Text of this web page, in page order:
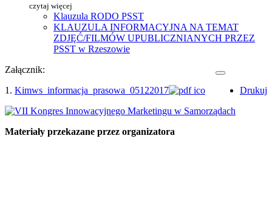
czytaj więcej
Klauzula RODO PSST
KLAUZULA INFORMACYJNA NA TEMAT
ZDJĘĆ/FILMÓW UPUBLICZNIANYCH PRZEZ
PSST w Rzeszowie
Drukuj
Załącznik:
1. Kimws_informacja_prasowa_05122017
Materiały przekazane przez organizatora